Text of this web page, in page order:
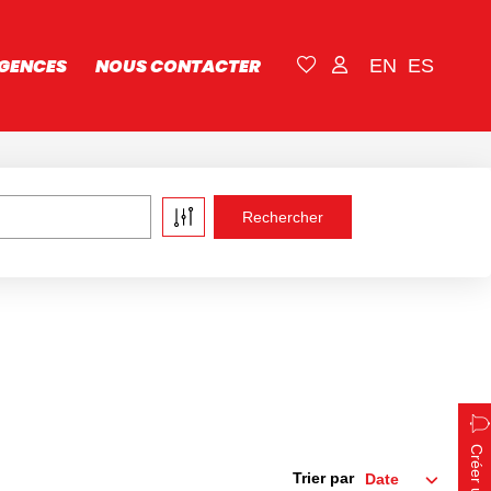
NOUS CONTACTER EN ES
Trier par